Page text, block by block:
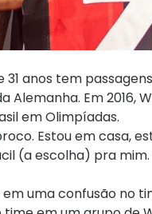
anos tem
Alemanha. Em
em Olimpíadas.
Estou em casa,
(a escolha) pra
uma confusão no